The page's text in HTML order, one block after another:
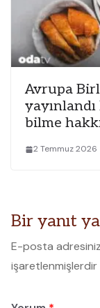
Avrupa
bilme
2 Temmuz 2026
Bir yanıt
E-posta
işaretlenmişlerdir